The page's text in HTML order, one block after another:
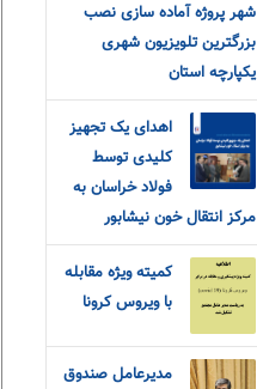
شهر پروژه آماده سازی نصب
بزرگترین تلویزیون شهری
یکپارچه استان
اهدای یک تجهیز
کلیدی توسط
فولاد خراسان به
مرکز انتقال خون نیشابور
کمیته ویژه مقابله
با ویروس کرونا
مدیرعامل صندوق